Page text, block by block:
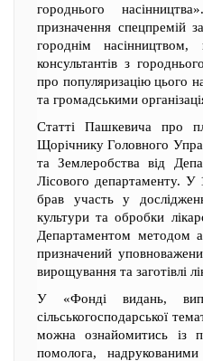
городнього
призначення спецпремій
городнім насінництвом,
консультантів з
про популяризацію цього
та громадськими
Статті Пашкевича про
Щорічнику Головного
та Землеробства від
Лісового департаменту.
брав участь у
культури та обробки
Департаментом методом
призначений
вирощування та заготівлі
У «Фонді видань,
сільськогосподарської
можна ознайомитись із
помолога,